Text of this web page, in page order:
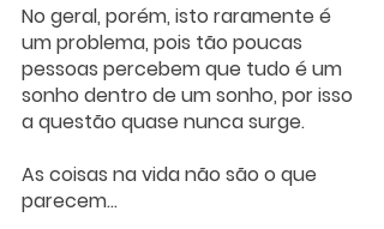
No geral, porém, isto raramente é
um problema, pois tão poucas
pessoas percebem que tudo é um
sonho dentro de um sonho, por isso
a questão quase nunca surge.
As coisas na vida não são o que
parecem…